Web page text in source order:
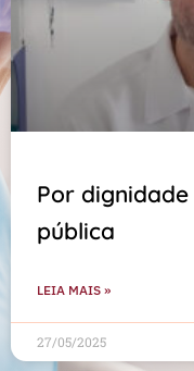
Por
pública
LEIA MAIS »
27/05/2025